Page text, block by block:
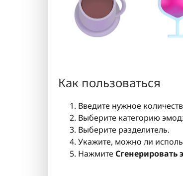
Как пользоваться
Введите нужное
Выберите категорию
Выберите разделитель.
Укажите, можно ли
Нажмите Сгенерировать